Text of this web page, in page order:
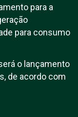
para a
para consumo
o lançamento
de acordo com